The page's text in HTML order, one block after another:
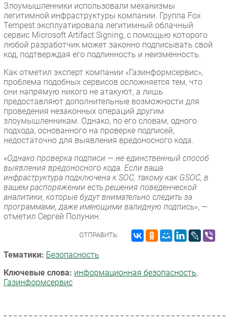
Злоумышленники использовали механизмы
легитимной инфраструктуры компании. Группа Fox
Tempest эксплуатировала легитимный облачный
сервис Microsoft Artifact Signing, с помощью которого
любой разработчик может законно подписывать свой
код, подтверждая его подлинность и неизменность.
Как отметил эксперт компании «Газинформсервис»,
проблема подобных сервисов осложняется тем, что
они напрямую никого не атакуют, а лишь
предоставляют дополнительные возможности для
проведения незаконных операций другим
злоумышленникам. Однако, по его словам, одного
подхода, основанного на проверке подписей,
недостаточно для выявления вредоносного кода.
«Однако проверка подписи — не единственный способ
выявления вредоносного кода. Если ваша
инфраструктура подключена к SOC, такому как GSOC, в
вашем распоряжении есть решения поведенческой
аналитики, которые будут внимательно следить за
программами, даже имеющими валидную подпись», —
отметил Сергей Полунин.
ОТПРАВИТЬ:
Тематики: Безопасность
Ключевые слова: информационная безопасность,
Газинформсервис